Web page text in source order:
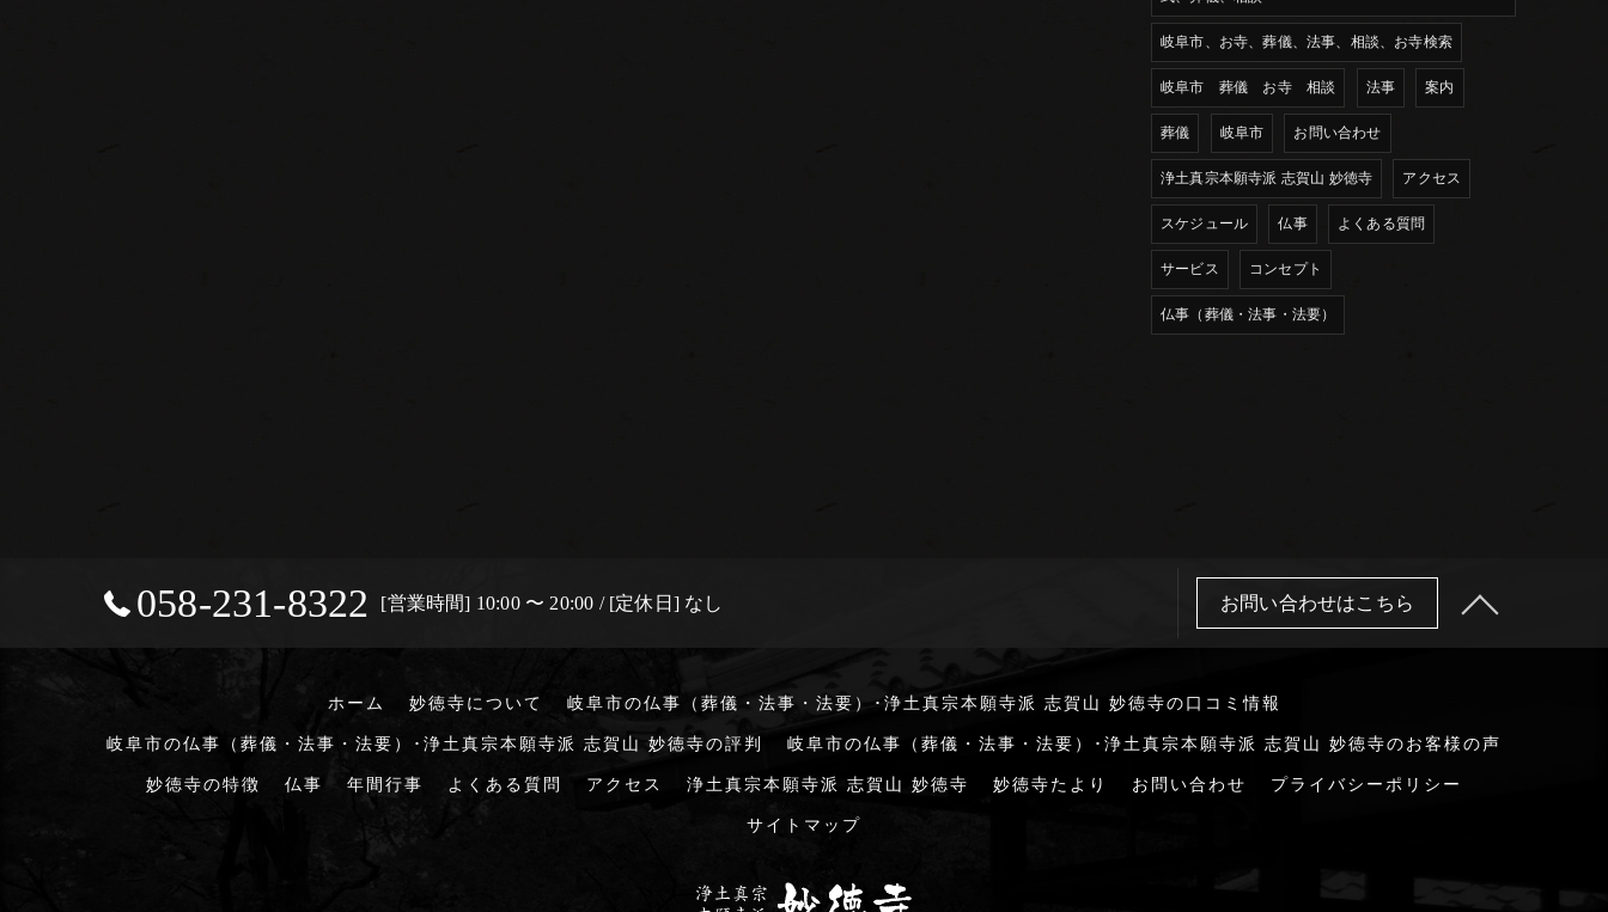
岐阜市、お寺、葬儀、法事、相談、お寺検索
岐阜市 葬儀 お寺 相談 法事 案内
葬儀 岐阜市 お問い合わせ
浄土真宗本願寺派 志賀山 妙徳寺 アクセス
スケジュール 仏事 よくある質問
サービス コンセプト
仏事（葬儀・法事・法要）
058-231-8322 [営業時間] 10:00 〜 20:00 / [定休日] なし お問い合わせはこちら
ホーム 妙徳寺について 岐阜市の仏事（葬儀・法事・法要）･浄土真宗本願寺派 志賀山 妙徳寺の口コミ情報
岐阜市の仏事（葬儀・法事・法要）･浄土真宗本願寺派 志賀山 妙徳寺の評判 岐阜市の仏事（葬儀・法事・法要）･浄土真宗本願寺派 志賀山 妙徳寺のお客様の声
妙徳寺の特徴 仏事 年間行事 よくある質問 アクセス 浄土真宗本願寺派 志賀山 妙徳寺 妙徳寺たより お問い合わせ プライバシーポリシー
サイトマップ